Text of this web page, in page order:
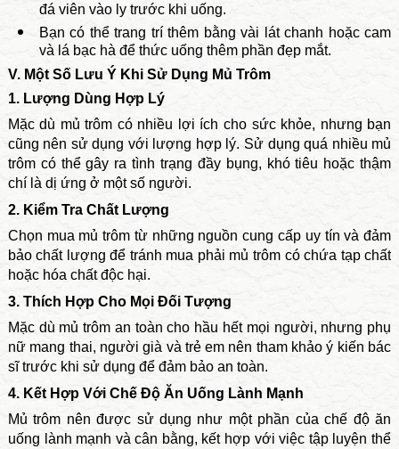
đá viên vào ly trước khi uống.
Bạn có thể trang trí thêm bằng vài lát chanh hoặc cam
và lá bạc hà để thức uống thêm phần đẹp mắt.
V. Một Số Lưu Ý Khi Sử Dụng Mủ Trôm
1. Lượng Dùng Hợp Lý
Mặc dù mủ trôm có nhiều lợi ích cho sức khỏe, nhưng bạn
cũng nên sử dụng với lượng hợp lý. Sử dụng quá nhiều mủ
trôm có thể gây ra tình trạng đầy bụng, khó tiêu hoặc thậm
chí là dị ứng ở một số người.
2. Kiểm Tra Chất Lượng
Chọn mua mủ trôm từ những nguồn cung cấp uy tín và đảm
bảo chất lượng để tránh mua phải mủ trôm có chứa tạp chất
hoặc hóa chất độc hại.
3. Thích Hợp Cho Mọi Đối Tượng
Mặc dù mủ trôm an toàn cho hầu hết mọi người, nhưng phụ
nữ mang thai, người già và trẻ em nên tham khảo ý kiến bác
sĩ trước khi sử dụng để đảm bảo an toàn.
4. Kết Hợp Với Chế Độ Ăn Uống Lành Mạnh
Mủ trôm nên được sử dụng như một phần của chế độ ăn
uống lành mạnh và cân bằng, kết hợp với việc tập luyện thể